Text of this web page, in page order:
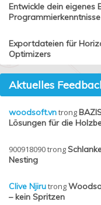
Entwickle dein eigenes
Exportdateien für
Optimizers
Aktuelles
woodsoft.vntrong
Lösungen für die
900918090trong
Nesting
Clive Njirutrong
– kein Spritzen